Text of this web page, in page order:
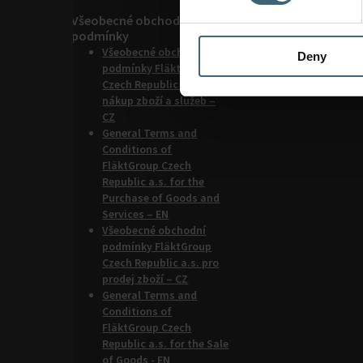
Deny
Všeobecné obchodní
podmínky
Všeobecné obchodní
podmínky FläktGroup
Czech Republic a.s. pro
nákup zboží a služeb –
CZ
General Terms and
Conditions of
FläktGroup Czech
Republic a.s. for the
Purchase of Goods and
Services – EN
Všeobecné obchodní
podmínky FläktGroup
Czech Republic a.s. pro
prodej zboží – CZ
General Terms and
Conditions of
FläktGroup Czech
Republic a.s. for the Sale
of Goods - EN